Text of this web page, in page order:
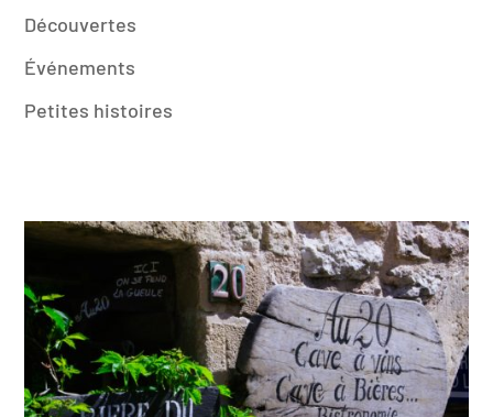
Découvertes
Événements
Petites histoires